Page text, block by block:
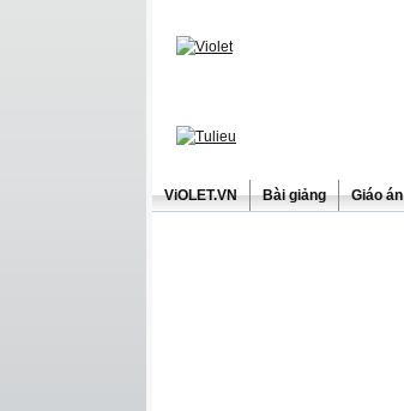
ViOLET.VN Bài giảng Giáo án